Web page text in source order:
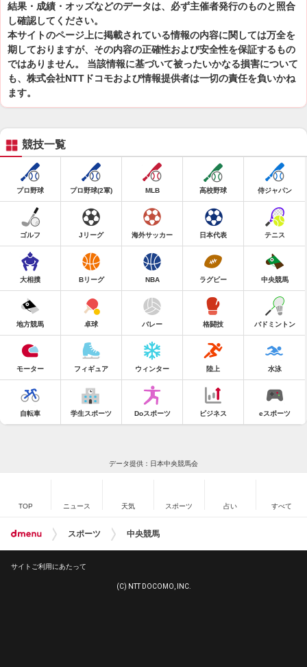
結果・成績・オッズなどのデータは、必ず主催者発行のものと照合
し確認してください。
本サイトのページ上に掲載されている情報の内容に関しては万全を
期しておりますが、その内容の正確性および安全性を保証するもの
ではありません。 当該情報に基づいて被ったいかなる損害について
も、株式会社NTTドコモおよび情報提供者は一切の責任を負いかね
ます。
競技一覧
プロ野球 プロ野球(2軍) MLB 高校野球 侍ジャパン
ゴルフ Jリーグ 海外サッカー 日本代表 テニス
大相撲 Bリーグ NBA ラグビー 中央競馬
地方競馬 卓球 バレー 格闘技 バドミントン
モーター フィギュア ウィンター 陸上 水泳
自転車 学生スポーツ Doスポーツ ビジネス eスポーツ
データ提供：日本中央競馬会
TOP ニュース 天気 スポーツ 占い すべて
スポーツ 中央競馬
サイトご利用にあたって
(C) NTT DOCOMO, INC.